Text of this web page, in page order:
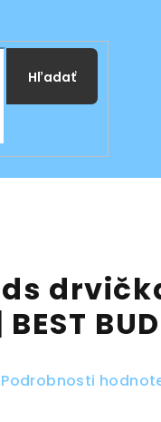
Hľadať
Podrobnosti